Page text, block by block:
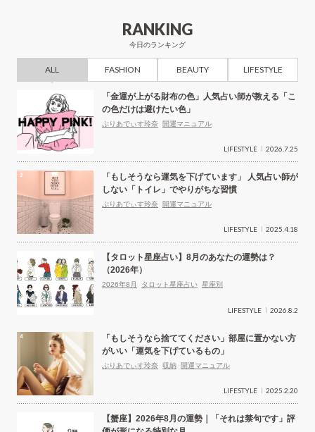
RANKING
今日のランキング
ALL FASHION BEAUTY LIFESTYLE
「金運が上がる財布の色」人気占い師が教える「こ
の色だけは避けたい色」
ぷりあでぃす玲奈 開運マニュアル
LIFESTYLE 2026.7.25
「もしそうなら運気を下げています」 人気占い師が
しない「トイレ」でやりがちな習慣
ぷりあでぃす玲奈 開運マニュアル
LIFESTYLE 2025.4.18
【タロット星座占い】8月のあなたの運勢は？
（2026年）
2026年8月 タロット星座占い 星座別
LIFESTYLE 2026.8.2
「もしそうなら捨ててください」部屋に置かない方
がいい「運気を下げているもの」
ぷりあでぃす玲奈 収納 開運マニュアル
LIFESTYLE 2025.2.20
【蟹座】2026年8月の運勢｜「それは禁句です」評